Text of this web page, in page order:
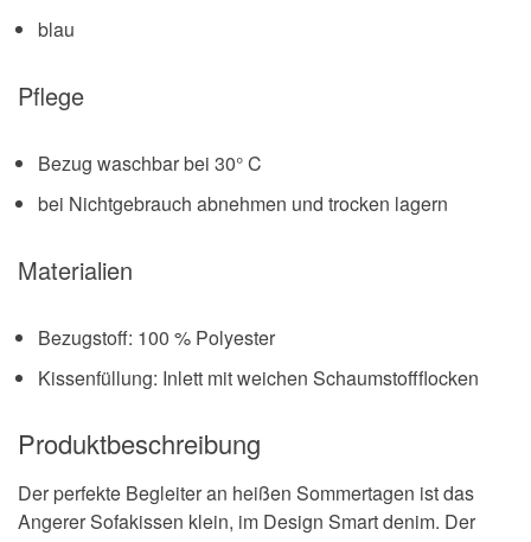
blau
Pflege
Bezug waschbar bei 30° C
bei Nichtgebrauch abnehmen und trocken lagern
Materialien
Bezugstoff: 100 % Polyester
Kissenfüllung: Inlett mit weichen Schaumstoffflocken
Produktbeschreibung
Der perfekte Begleiter an heißen Sommertagen ist das
Angerer Sofakissen klein, im Design Smart denim. Der